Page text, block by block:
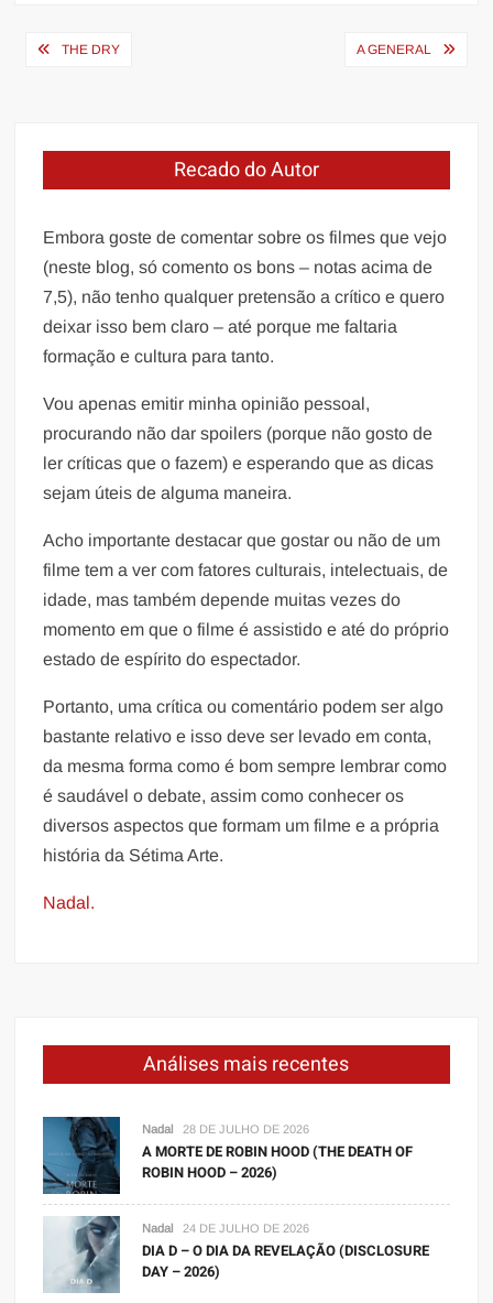
Navegação
THE DRY A GENERAL
Recado do Autor
Embora goste de comentar sobre os filmes que vejo
(neste blog, só comento os bons – notas acima de
7,5), não tenho qualquer pretensão a crítico e quero
deixar isso bem claro – até porque me faltaria
formação e cultura para tanto.
Vou apenas emitir minha opinião pessoal,
procurando não dar spoilers (porque não gosto de
ler críticas que o fazem) e esperando que as dicas
sejam úteis de alguma maneira.
Acho importante destacar que gostar ou não de um
filme tem a ver com fatores culturais, intelectuais, de
idade, mas também depende muitas vezes do
momento em que o filme é assistido e até do próprio
estado de espírito do espectador.
Portanto, uma crítica ou comentário podem ser algo
bastante relativo e isso deve ser levado em conta,
da mesma forma como é bom sempre lembrar como
é saudável o debate, assim como conhecer os
diversos aspectos que formam um filme e a própria
história da Sétima Arte.
Nadal.
Análises mais recentes
Nadal 28 DE JULHO DE 2026
A MORTE DE ROBIN HOOD (THE DEATH OF
ROBIN HOOD – 2026)
Nadal 24 DE JULHO DE 2026
DIA D – O DIA DA REVELAÇÃO (DISCLOSURE
DAY – 2026)